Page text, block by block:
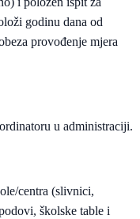
godinu dana od
provođenje mjera
u administraciji.
centra (slivnici,
školske table i